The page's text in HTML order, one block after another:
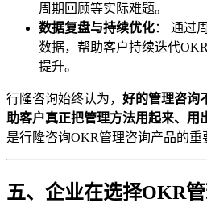
周期回顾等实际难题。
数据复盘与持续优化： 通过
数据，帮助客户持续迭代
提升。
行隆咨询始终认为， 好的管理咨询
助客户真正把管理方法用起来、用
是行隆咨询OKR管理咨询产品的重
五、企业在选择OKR